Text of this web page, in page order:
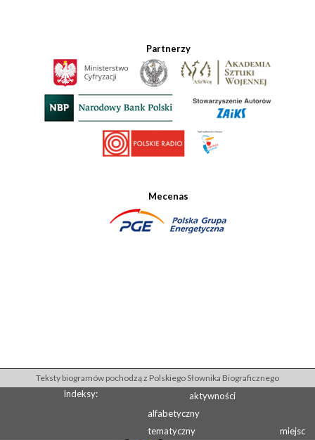
Partnerzy
Mecenas
Teksty biogramów pochodzą z Polskiego Słownika Biograficznego
Indeksy:
aktywności
alfabetyczny
tematyczny
miejsc